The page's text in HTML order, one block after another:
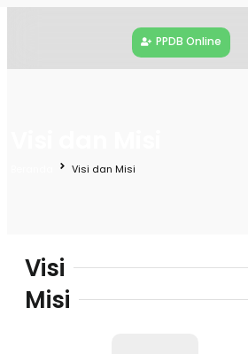
PPDB Online
Visi dan Misi
Visi
Misi